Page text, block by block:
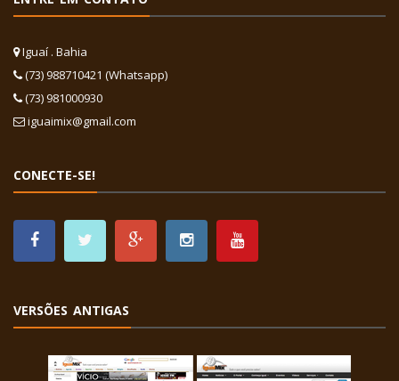
Iguaí . Bahia
(73) 988710421 (Whatsapp)
(73) 981000930
iguaimix@gmail.com
CONECTE-SE!
VERSÕES ANTIGAS